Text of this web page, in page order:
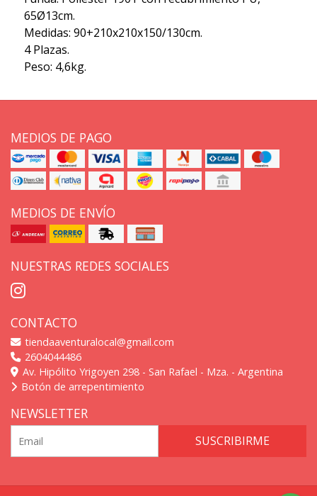
65Ø13cm.
Medidas: 90+210x210x150/130cm.
4 Plazas.
Peso: 4,6kg.
MEDIOS DE PAGO
MEDIOS DE ENVÍO
NUESTRAS REDES SOCIALES
CONTACTO
tiendaaventuralocal@gmail.com
2604044486
Av. Hipólito Yrigoyen 298 - San Rafael - Mza. - Argentina
Botón de arrepentimiento
NEWSLETTER
SUSCRIBIRME